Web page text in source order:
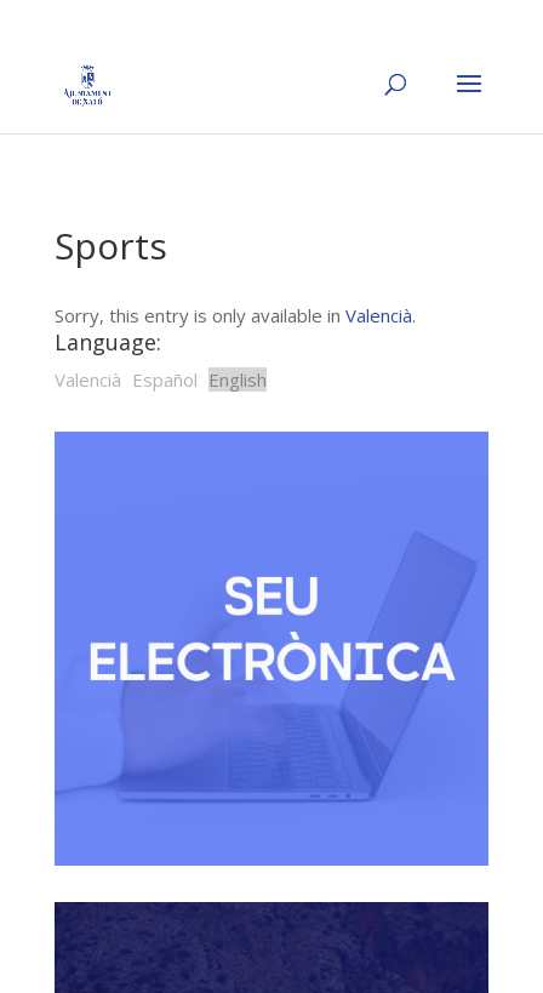
Sports
Sorry, this entry is only available in Valencià.
Language:
Valencià Español English